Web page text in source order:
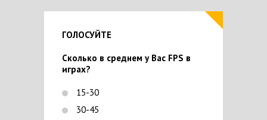
ГОЛОСУЙТЕ
Сколько в среднем у Вас FPS в
играх?
15-30
30-45